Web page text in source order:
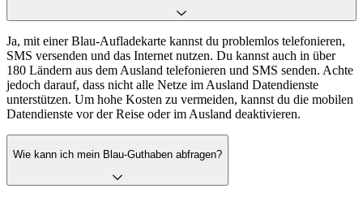
Ja, mit einer Blau-Aufladekarte kannst du problemlos telefonieren,
SMS versenden und das Internet nutzen. Du kannst auch in über
180 Ländern aus dem Ausland telefonieren und SMS senden. Achte
jedoch darauf, dass nicht alle Netze im Ausland Datendienste
unterstützen. Um hohe Kosten zu vermeiden, kannst du die mobilen
Datendienste vor der Reise oder im Ausland deaktivieren.
Wie kann ich mein Blau-Guthaben abfragen?